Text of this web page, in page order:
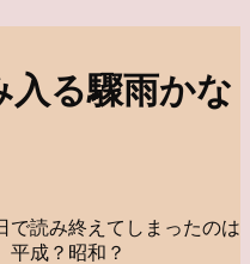
入る驟雨かな
で読み終えてしまったのは
平成？昭和？